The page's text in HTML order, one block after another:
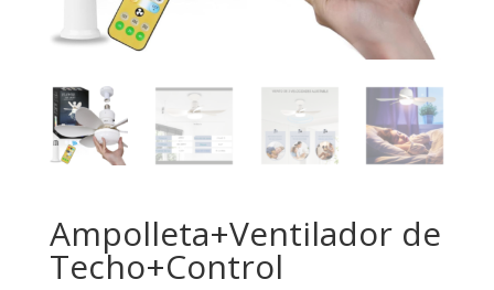
Ampolleta+Ventilador de
Techo+Control